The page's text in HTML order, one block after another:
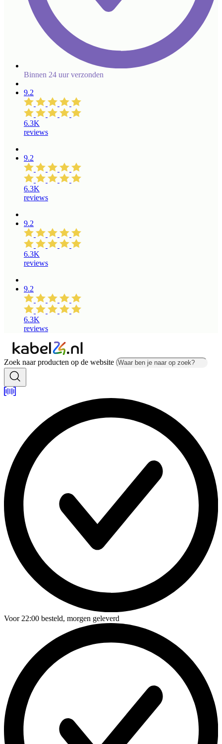
Binnen 24 uur verzonden
9.2
6.3K
reviews
9.2
6.3K
reviews
9.2
6.3K
reviews
9.2
6.3K
reviews
Zoek naar producten op de website
Voor22:00 besteld, morgen geleverd